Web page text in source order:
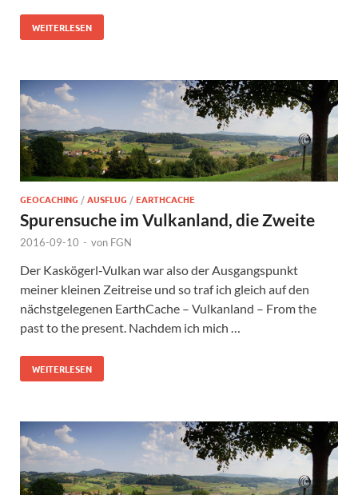
WEITERLESEN
GEOCACHING /AUSFLUG /EARTHCACHE
Spurensuche im Vulkanland, die Zweite
2016-09-10 - von FGN
Der Kaskögerl-Vulkan war also der Ausgangspunkt
meiner kleinen Zeitreise und so traf ich gleich auf den
nächstgelegenen EarthCache – Vulkanland – From the
past to the present. Nachdem ich mich …
WEITERLESEN